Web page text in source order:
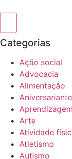
Categorias
Ação social
Advocacia
Alimentação
Aprendizagem
Arte
Atividade
Atletismo
Autismo